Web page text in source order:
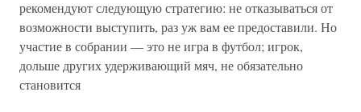
рекомендуют следующую стратегию: не отказываться от
возможности выступить, раз уж вам ее предоставили. Но
участие в собрании — это не игра в футбол; игрок,
дольше других удерживающий мяч, не обязательно
становится